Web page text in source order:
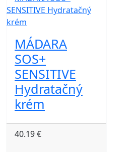
MÁDARA
SOS+
SENSITIVE
Hydratačný
krém
40.19 €